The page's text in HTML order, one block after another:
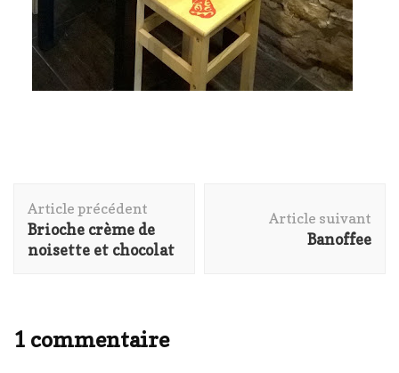
d'article
Article précédent
Brioche crème de
noisette et chocolat
Article suivant
Banoffee
1 commentaire